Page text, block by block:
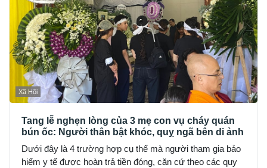
Xã Hội
Tang lễ nghẹn lòng của 3 mẹ con vụ cháy quán
bún ốc: Người thân bật khóc, quỵ ngã bên di ảnh
Dưới đây là 4 trường hợp cụ thể mà người tham gia bảo
hiểm y tế được hoàn trả tiền đóng, căn cứ theo các quy